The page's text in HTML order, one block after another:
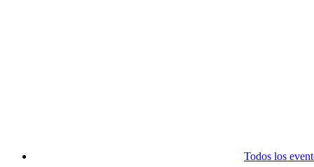
Todos los